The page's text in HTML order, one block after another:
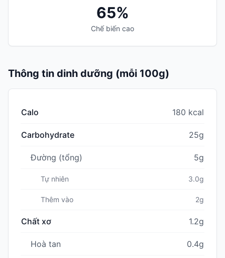
65%
Chế biến cao
Thông tin dinh dưỡng (mỗi 100g)
Calo 180 kcal
Carbohydrate 25g
Đường (tổng) 5g
Tự nhiên 3.0g
Thêm vào 2g
Chất xơ 1.2g
Hoà tan 0.4g